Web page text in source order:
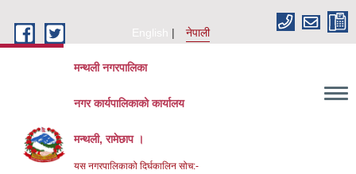
English
नेपाली
मन्थली नगरपालिका
नगर कार्यपालिकाको कार्यालय
मन्थली, रामेछाप ।
यस नगरपालिकाको दिर्घकालिन सोच:-